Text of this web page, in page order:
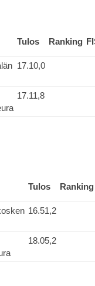
Tulos Ranking
17.10,0
17.11,8
Tulos Ranking
16.51,2
18.05,2